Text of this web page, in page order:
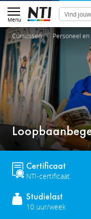
Menu
Cursussen Personeel
Certificaat
NTI-certificaat
Studielast
10 uur/week